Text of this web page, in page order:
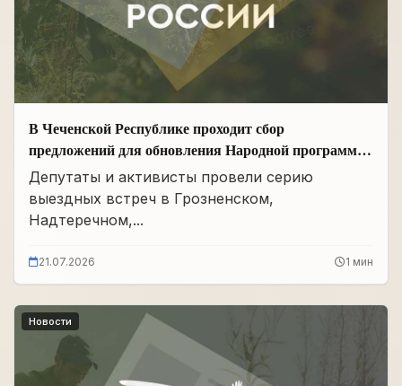
В Чеченской Республике проходит сбор
предложений для обновления Народной программы
в сфере АПК
Депутаты и активисты провели серию
выездных встреч в Грозненском,
Надтеречном,...
21.07.2026 1 мин
Новости